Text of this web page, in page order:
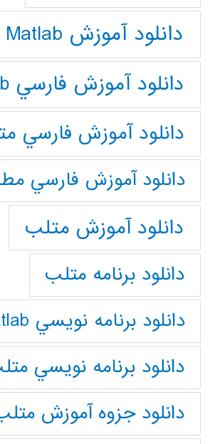
دانلود آموزش Matlab
دانلود آموزش فارسي Matlab
دانلود آموزش فارسي
دانلود آموزش فارسي
دانلود آموزش متلب
دانلود برنامه متلب
دانلود برنامه نويسي Matlab
دانلود برنامه نويسي
دانلود جزوه آموزش